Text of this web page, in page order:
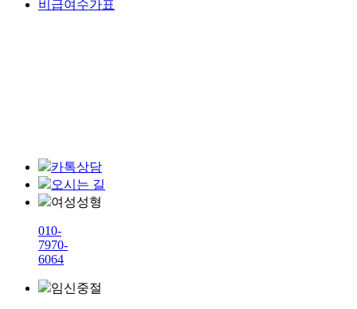
비급여수가표
카톡상담
오시는 길
여성성형
010-
7970-
6064
임신중절